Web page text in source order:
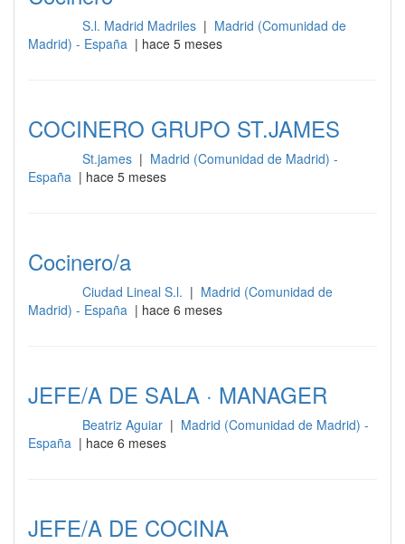
S.l. Madrid Madriles | Madrid (Comunidad de
Madrid) - España | hace 5 meses
COCINERO GRUPO ST.JAMES
St.james | Madrid (Comunidad de Madrid) -
España | hace 5 meses
Cocinero/a
Ciudad Lineal S.l. | Madrid (Comunidad de
Madrid) - España | hace 6 meses
JEFE/A DE SALA · MANAGER
Beatriz Aguiar | Madrid (Comunidad de Madrid) -
España | hace 6 meses
JEFE/A DE COCINA